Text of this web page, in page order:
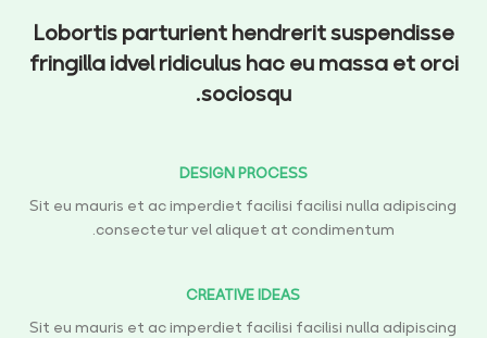
Lobortis parturient hendrerit suspendisse
fringilla idvel ridiculus hac eu massa et orci
sociosqu.
DESIGN PROCESS
Sit eu mauris et ac imperdiet facilisi facilisi nulla adipiscing
consectetur vel aliquet at condimentum.
CREATIVE IDEAS
Sit eu mauris et ac imperdiet facilisi facilisi nulla adipiscing